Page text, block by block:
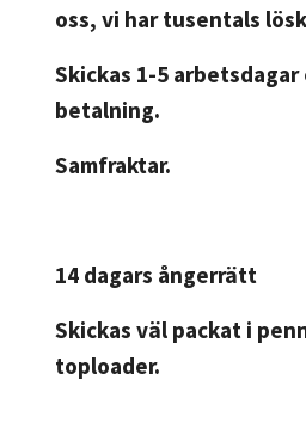
oss, vi har tusentals
Skickas 1-5
betalning.
Samfraktar.
14 dagars ångerrätt
Skickas väl packat i
toploader.